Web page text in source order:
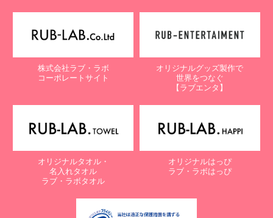
株式会社ラブ・ラボ
コーポレートサイト
オリジナルグッズ製作で
世界をつなぐ
【ラブエンタ】
オリジナルタオル・
名入れタオル
ラブ・ラボタオル
オリジナルはっぴ
ラブ・ラボはっぴ